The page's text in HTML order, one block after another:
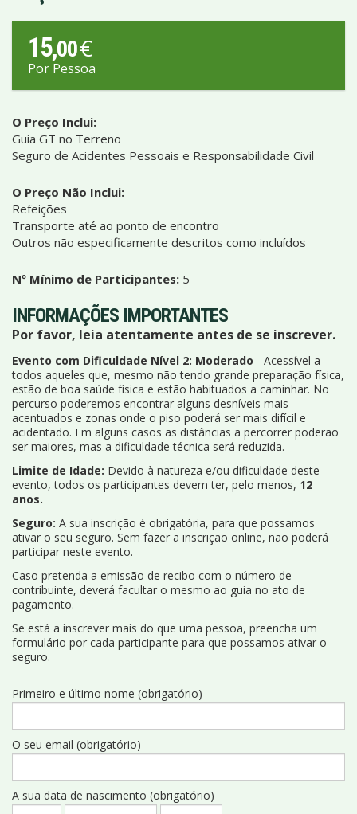
15,00€
Por Pessoa
O Preço Inclui:
Guia GT no Terreno
Seguro de Acidentes Pessoais e Responsabilidade Civil
O Preço Não Inclui:
Refeições
Transporte até ao ponto de encontro
Outros não especificamente descritos como incluídos
Nº Mínimo de Participantes: 5
INFORMAÇÕES IMPORTANTES
Por favor, leia atentamente antes de se inscrever.
Evento com Dificuldade Nível 2: Moderado - Acessível a
todos aqueles que, mesmo não tendo grande preparação física,
estão de boa saúde física e estão habituados a caminhar. No
percurso poderemos encontrar alguns desníveis mais
acentuados e zonas onde o piso poderá ser mais difícil e
acidentado. Em alguns casos as distâncias a percorrer poderão
ser maiores, mas a dificuldade técnica será reduzida.
Limite de Idade: Devido à natureza e/ou dificuldade deste
evento, todos os participantes devem ter, pelo menos, 12
anos.
Seguro: A sua inscrição é obrigatória, para que possamos
ativar o seu seguro. Sem fazer a inscrição online, não poderá
participar neste evento.
Caso pretenda a emissão de recibo com o número de
contribuinte, deverá facultar o mesmo ao guia no ato de
pagamento.
Se está a inscrever mais do que uma pessoa, preencha um
formulário por cada participante para que possamos ativar o
seguro.
Primeiro e último nome (obrigatório)
O seu email (obrigatório)
A sua data de nascimento (obrigatório)